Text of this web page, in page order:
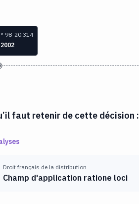
98-20.314
faut retenir de cette décision :
Droit français de la distribution
Champ d'application ratione loci